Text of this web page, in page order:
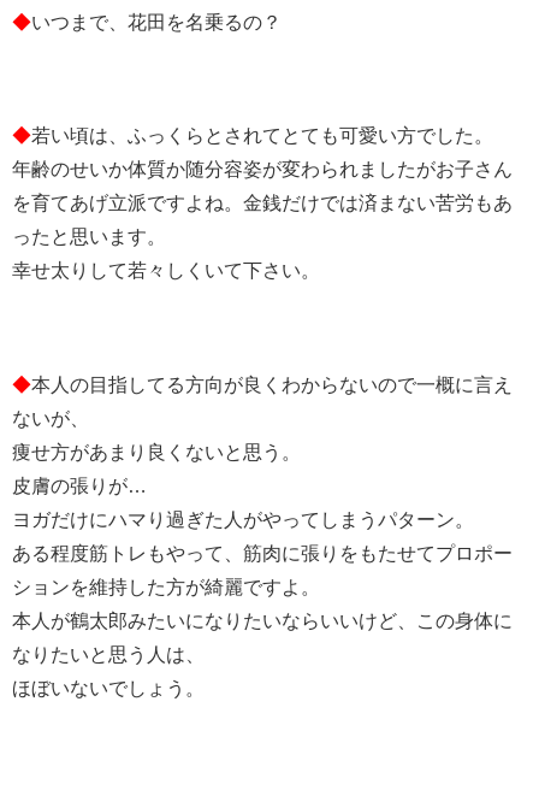
◆いつまで、花田を名乗るの？
◆若い頃は、ふっくらとされてとても可愛い方でした。
年齢のせいか体質か随分容姿が変わられましたがお子さん
を育てあげ立派ですよね。金銭だけでは済まない苦労もあ
ったと思います。
幸せ太りして若々しくいて下さい。
◆本人の目指してる方向が良くわからないので一概に言え
ないが、
痩せ方があまり良くないと思う。
皮膚の張りが…
ヨガだけにハマり過ぎた人がやってしまうパターン。
ある程度筋トレもやって、筋肉に張りをもたせてプロポー
ションを維持した方が綺麗ですよ。
本人が鶴太郎みたいになりたいならいいけど、この身体に
なりたいと思う人は、
ほぼいないでしょう。